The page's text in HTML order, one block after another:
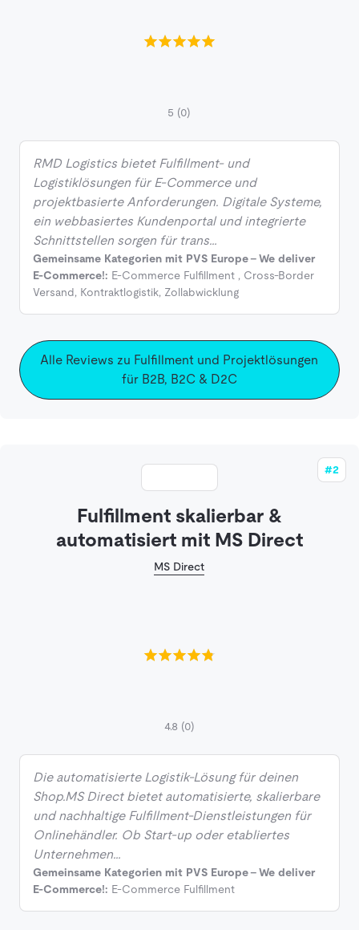
5 (0)
RMD Logistics bietet Fulfillment- und
Logistiklösungen für E-Commerce und
projektbasierte Anforderungen. Digitale Systeme,
ein webbasiertes Kundenportal und integrierte
Schnittstellen sorgen für trans…
Gemeinsame Kategorien mit PVS Europe - We deliver
E-Commerce!: E-Commerce Fulfillment , Cross-Border
Versand, Kontraktlogistik, Zollabwicklung
Alle Reviews zu Fulfillment und Projektlösungen
für B2B, B2C & D2C
#2
Fulfillment skalierbar &
automatisiert mit MS Direct
MS Direct
4.8 (0)
Die automatisierte Logistik-Lösung für deinen
Shop.MS Direct bietet automatisierte, skalierbare
und nachhaltige Fulfillment-Dienstleistungen für
Onlinehändler. Ob Start-up oder etabliertes
Unternehmen…
Gemeinsame Kategorien mit PVS Europe - We deliver
E-Commerce!: E-Commerce Fulfillment